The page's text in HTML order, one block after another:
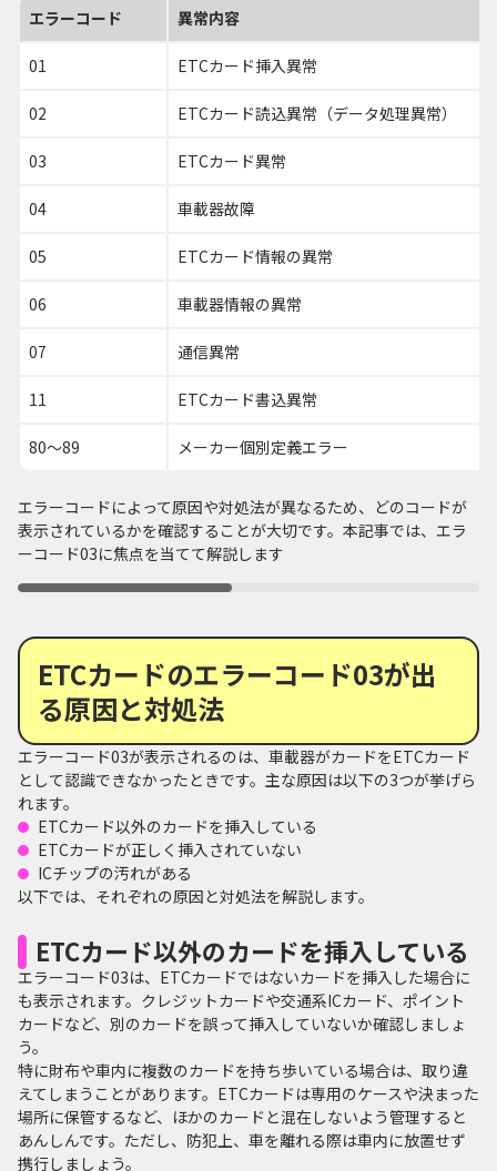
エラーコード
異常内容
01 ETCカード挿入異常
02 ETCカード読込異常（データ処理異常）
03 ETCカード異常
04 車載器故障
05 ETCカード情報の異常
06 車載器情報の異常
07 通信異常
11 ETCカード書込異常
80～89 メーカー個別定義エラー
エラーコードによって原因や対処法が異なるため、どのコードが
表示されているかを確認することが大切です。本記事では、エラ
ーコード03に焦点を当てて解説します
ETCカードのエラーコード03が出
る原因と対処法
エラーコード03が表示されるのは、車載器がカードをETCカード
として認識できなかったときです。主な原因は以下の3つが挙げら
れます。
ETCカード以外のカードを挿入している
ETCカードが正しく挿入されていない
ICチップの汚れがある
以下では、それぞれの原因と対処法を解説します。
ETCカード以外のカードを挿入している
エラーコード03は、ETCカードではないカードを挿入した場合に
も表示されます。クレジットカードや交通系ICカード、ポイント
カードなど、別のカードを誤って挿入していないか確認しましょ
う。
特に財布や車内に複数のカードを持ち歩いている場合は、取り違
えてしまうことがあります。ETCカードは専用のケースや決まった
場所に保管するなど、ほかのカードと混在しないよう管理すると
あんしんです。ただし、防犯上、車を離れる際は車内に放置せず
携行しましょう。